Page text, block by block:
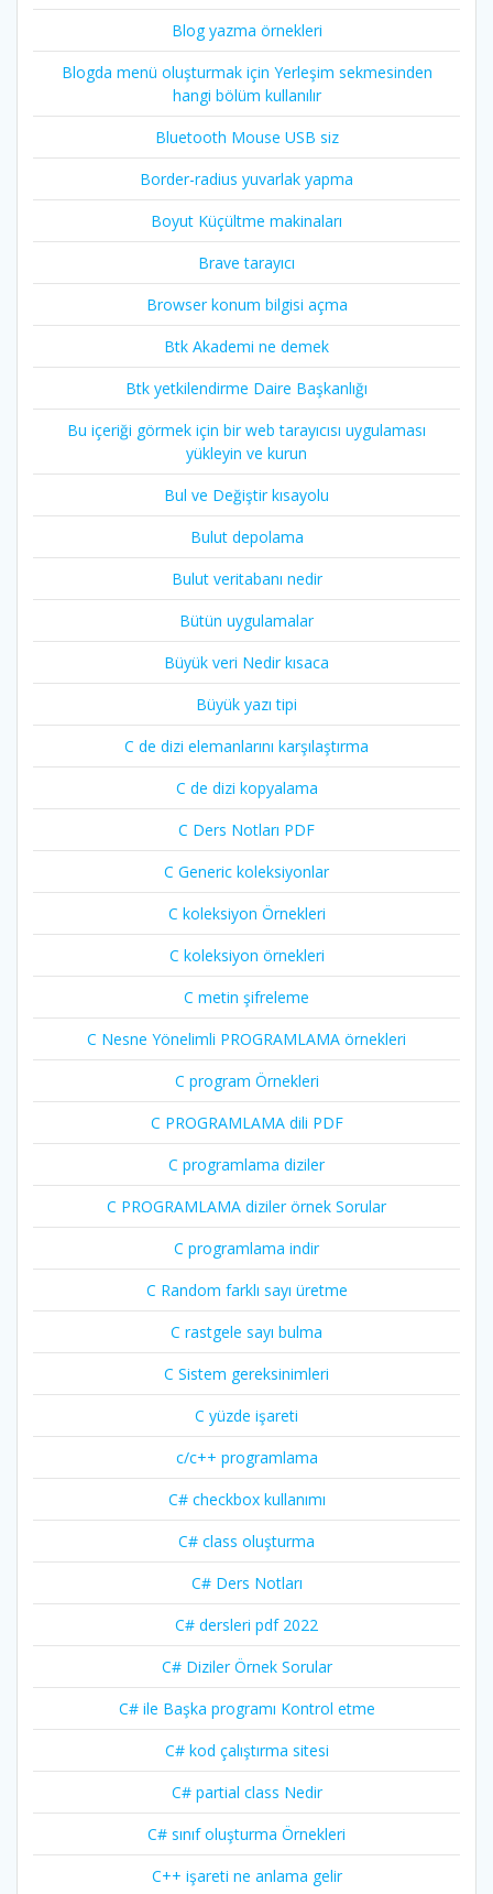
Blog yazma örnekleri
Blogda menü oluşturmak için Yerleşim sekmesinden
hangi bölüm kullanılır
Bluetooth Mouse USB siz
Border-radius yuvarlak yapma
Boyut Küçültme makinaları
Brave tarayıcı
Browser konum bilgisi açma
Btk Akademi ne demek
Btk yetkilendirme Daire Başkanlığı
Bu içeriği görmek için bir web tarayıcısı uygulaması
yükleyin ve kurun
Bul ve Değiştir kısayolu
Bulut depolama
Bulut veritabanı nedir
Bütün uygulamalar
Büyük veri Nedir kısaca
Büyük yazı tipi
C de dizi elemanlarını karşılaştırma
C de dizi kopyalama
C Ders Notları PDF
C Generic koleksiyonlar
C koleksiyon Örnekleri
C koleksiyon örnekleri
C metin şifreleme
C Nesne Yönelimli PROGRAMLAMA örnekleri
C program Örnekleri
C PROGRAMLAMA dili PDF
C programlama diziler
C PROGRAMLAMA diziler örnek Sorular
C programlama indir
C Random farklı sayı üretme
C rastgele sayı bulma
C Sistem gereksinimleri
C yüzde işareti
c/c++ programlama
C# checkbox kullanımı
C# class oluşturma
C# Ders Notları
C# dersleri pdf 2022
C# Diziler Örnek Sorular
C# ile Başka programı Kontrol etme
C# kod çalıştırma sitesi
C# partial class Nedir
C# sınıf oluşturma Örnekleri
C++ işareti ne anlama gelir